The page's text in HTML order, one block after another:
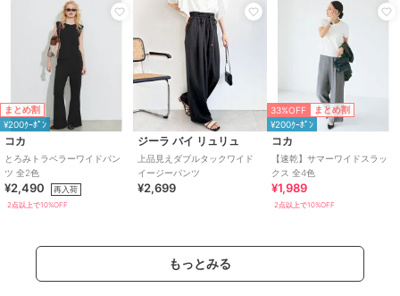
まとめ割
¥200ｸｰﾎﾟﾝ
コカ
とろみトラベラーワイドパン
ツ 全2色
¥2,490 再入荷
2点以上で10%OFF
ジーラ バイ リュリュ
上品見えダブルタックワイド
イージーパンツ
¥2,699
33%OFF まとめ割
¥200ｸｰﾎﾟﾝ
コカ
【速乾】サマーワイドスラッ
クス 全4色
¥1,989
2点以上で10%OFF
もっとみる